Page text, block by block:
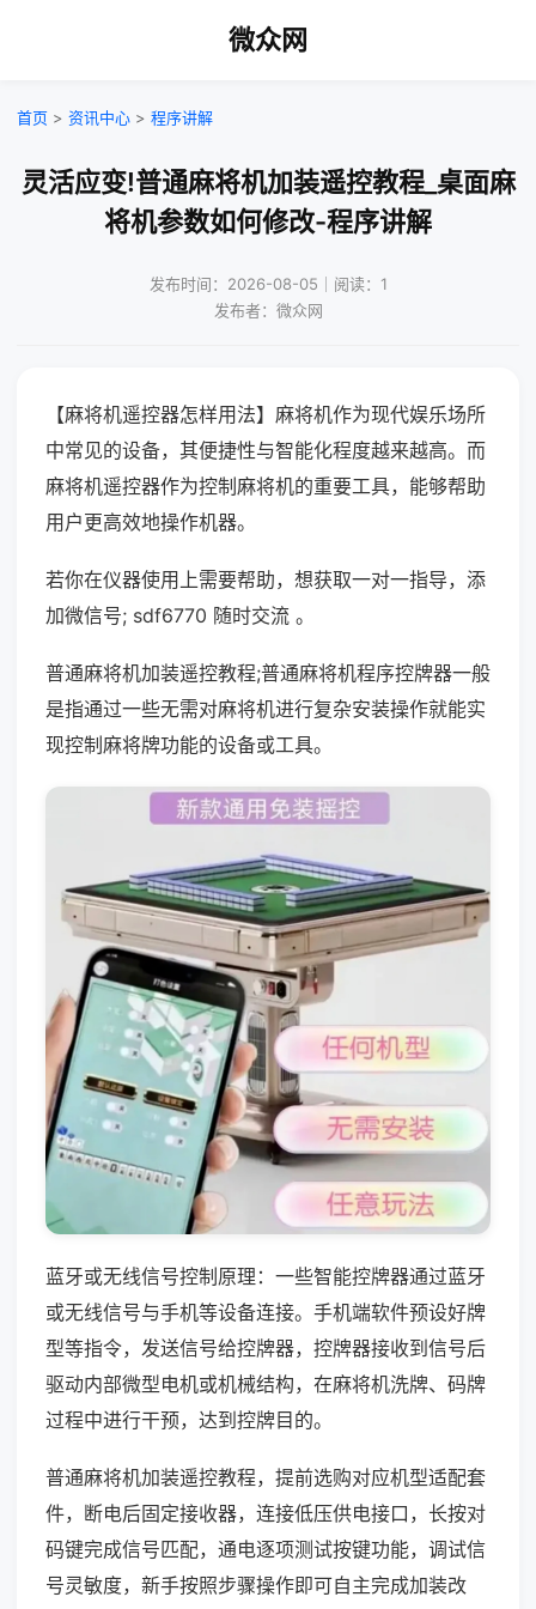
微众网
首页 > 资讯中心 > 程序讲解
灵活应变!普通麻将机加装遥控教程_桌面麻
将机参数如何修改-程序讲解
发布时间：2026-08-05｜阅读：1
发布者：微众网
【麻将机遥控器怎样用法】麻将机作为现代娱乐场所
中常见的设备，其便捷性与智能化程度越来越高。而
麻将机遥控器作为控制麻将机的重要工具，能够帮助
用户更高效地操作机器。
若你在仪器使用上需要帮助，想获取一对一指导，添
加微信号; sdf6770 随时交流 。
普通麻将机加装遥控教程;普通麻将机程序控牌器一般
是指通过一些无需对麻将机进行复杂安装操作就能实
现控制麻将牌功能的设备或工具。
蓝牙或无线信号控制原理：一些智能控牌器通过蓝牙
或无线信号与手机等设备连接。手机端软件预设好牌
型等指令，发送信号给控牌器，控牌器接收到信号后
驱动内部微型电机或机械结构，在麻将机洗牌、码牌
过程中进行干预，达到控牌目的。
普通麻将机加装遥控教程，提前选购对应机型适配套
件，断电后固定接收器，连接低压供电接口，长按对
码键完成信号匹配，通电逐项测试按键功能，调试信
号灵敏度，新手按照步骤操作即可自主完成加装改